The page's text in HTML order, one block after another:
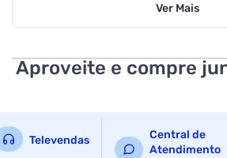
Tamanho: 4cm x 7cm x 18cm.
Ver Mais
Aproveite e compre
Televendas
Central de
Atendimento